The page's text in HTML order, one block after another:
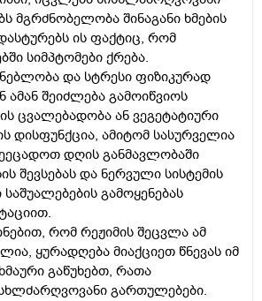
მგრძნობელობა შინაგანი ხმების
ის ფაქტიც, რომ
სიმპტომები ქრება.
და სტრესი ფიზიკურად
ამან შეიძლება გამოიწვიოს
ცვალებადობა ან ვეგეტატიური
დისფუნქცია, ამიტომ სასურველია
დღის განმავლობაში
შევსებას და ნერვული სისტემის
გამოყენებას
რომ რეჟიმის შეცვლა ამ
ყურადღება მიაქციეთ წნევას იმ
გაწუხებთ, რათა
გართულებები.